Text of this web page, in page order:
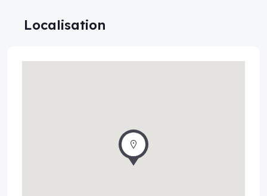
Localisation